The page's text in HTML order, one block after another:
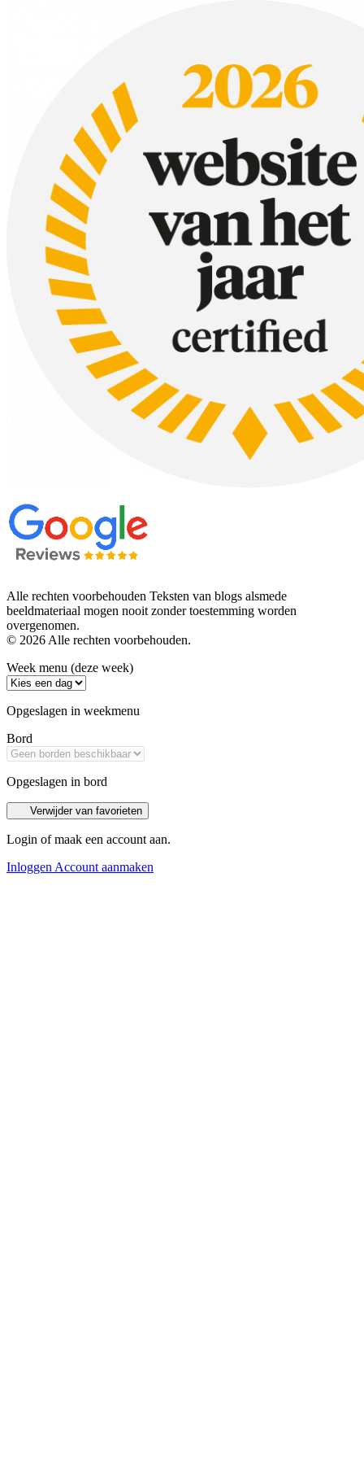
Een luchtig en plantaardig dessert dat iedereen blij maakt. Het
4. Kokos rijstpudding met mango
Tropisch en romig – en dat zonder melk. Perfect als afsluiter van een
5. Chocolade-avocado mousse
Romig, rijk en vol chocolade. Niemand gelooft dat dit een
6. Gevulde citroenen met citroenijs
Fris en feestelijk. Deze gevulde citroenen zijn een echte blikvanger.
7. Kokosijs van maar 3 ingrediënten
Simpel, verfrissend en in een mum van tijd klaar. Een echte
Alle rechten voorbehouden Teksten van blogs alsmede
beeldmateriaal mogen nooit zonder toestemming worden
overgenomen.
© 2026 Alle rechten voorbehouden.
Week menu (deze week)
Opgeslagen in weekmenu
Bord
Opgeslagen in bord
Verwijder van favorieten
Login of maak een account aan.
Inloggen Account aanmaken